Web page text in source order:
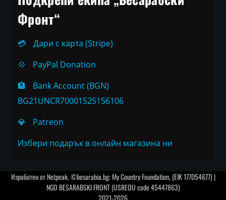
Фронт“
💳
Дари с карта (Stripe)
💠
PayPal Donation
🏦
Bank Account (BGN)
BG21UNCR70001525156106
💎
Patreon
Избери подарък в онлайн магазина ни
Изработен отNetpeak. ©besarabia.bg: My Country Foundation, (EIK 177054677) |
NGO BESARABSKI FRONT (USREOU code 45447863)
2021-2026